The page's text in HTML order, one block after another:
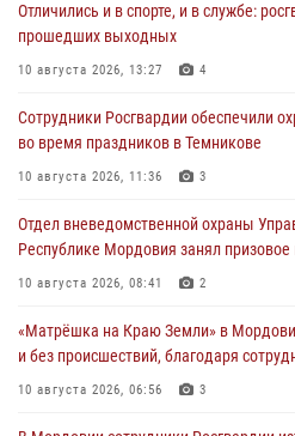
Отличились и в спорте, и в службе:
прошедших выходных
10 августа 2026, 13:27 4
Сотрудники Росгвардии обеспечили
во время праздников в Темникове
10 августа 2026, 11:36 3
Отдел вневедомственной охраны
Республике Мордовия занял призовое
10 августа 2026, 08:41 2
«Матрёшка на Краю Земли» в
и без происшествий, благодаря
10 августа 2026, 06:56 3